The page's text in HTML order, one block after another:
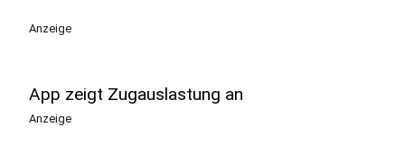
Anzeige
App zeigt Zugauslastung an
Anzeige